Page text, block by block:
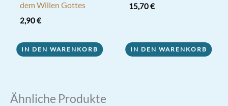
dem Willen Gottes
2,90€
IN DEN WARENKORB
15,70€
IN DEN WARENKORB
Ähnliche Produkte